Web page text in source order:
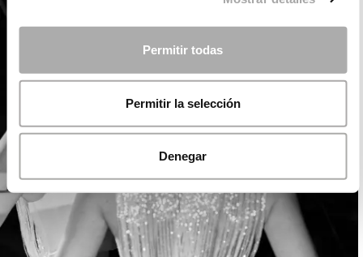
Permitir todas
Permitir la selección
Denegar